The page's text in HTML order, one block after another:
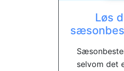
Løs
selvom det